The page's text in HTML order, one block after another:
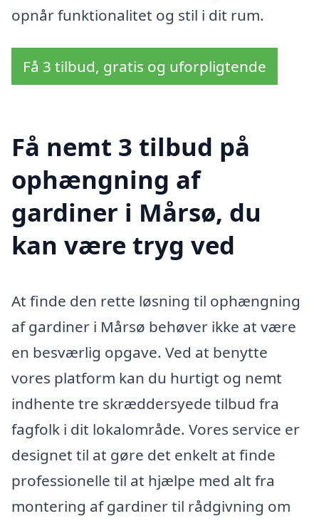
opnår funktionalitet og stil i dit rum.
Få 3 tilbud, gratis og uforpligtende
Få nemt 3 tilbud på
ophængning af
gardiner i Mårsø, du
kan være tryg ved
At finde den rette løsning til ophængning
af gardiner i Mårsø behøver ikke at være
en besværlig opgave. Ved at benytte
vores platform kan du hurtigt og nemt
indhente tre skræddersyede tilbud fra
fagfolk i dit lokalområde. Vores service er
designet til at gøre det enkelt at finde
professionelle til at hjælpe med alt fra
montering af gardiner til rådgivning om